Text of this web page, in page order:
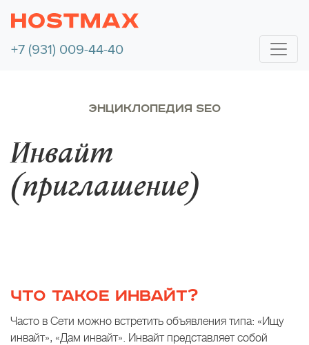
+7 (931) 009-44-40
ЭНЦИКЛОПЕДИЯ SEO
Инвайт
(приглашение)
ЧТО ТАКОЕ ИНВАЙТ?
Часто в Сети можно встретить объявления типа: «Ищу
инвайт», «Дам инвайт». Инвайт представляет собой